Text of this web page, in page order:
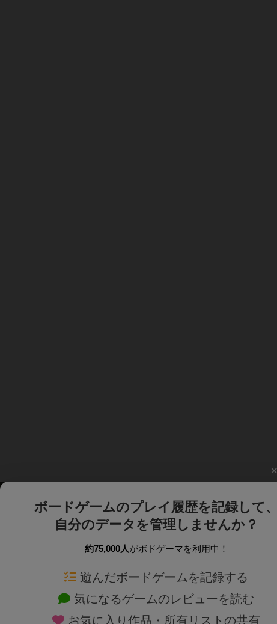
ボードゲームのプレイ履歴を記録して、
自分のデータを管理しませんか？
約75,000人がボドゲーマを利用中！
遊んだボードゲームを記録する
気になるゲームのレビューを読む
お気に入り作品・所有リストの共有
ボードゲームを検索する 新作・再入荷情報